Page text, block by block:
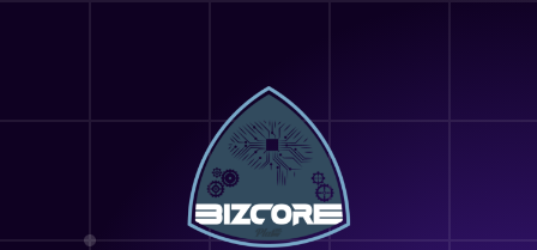
accesibilidad.